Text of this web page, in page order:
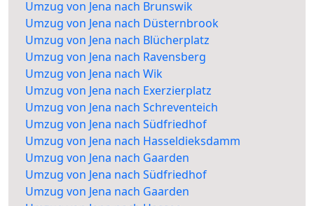
Umzug von Jena nach Brunswik
Umzug von Jena nach Düsternbrook
Umzug von Jena nach Blücherplatz
Umzug von Jena nach Ravensberg
Umzug von Jena nach Wik
Umzug von Jena nach Exerzierplatz
Umzug von Jena nach Schreventeich
Umzug von Jena nach Südfriedhof
Umzug von Jena nach Hasseldieksdamm
Umzug von Jena nach Gaarden
Umzug von Jena nach Südfriedhof
Umzug von Jena nach Gaarden